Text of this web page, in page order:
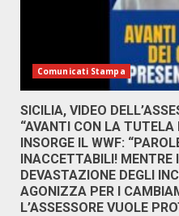
Comunicati Stampa
SICILIA, VIDEO
“AVANTI CON LA TUTELA
INSORGE IL WWF:
INACCETTABILI!
DEVASTAZIONE DEGLI
AGONIZZA PER I
L’ASSESSORE VUOLE